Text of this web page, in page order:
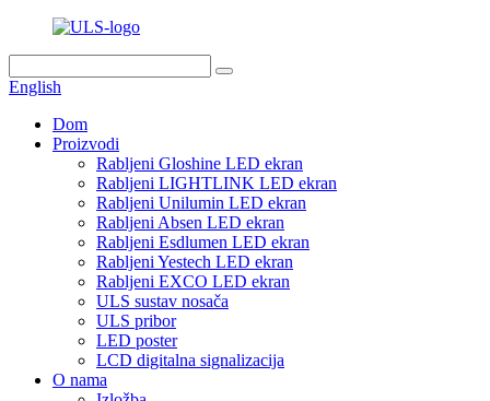
English
Dom
Proizvodi
Rabljeni Gloshine LED ekran
Rabljeni LIGHTLINK LED ekran
Rabljeni Unilumin LED ekran
Rabljeni Absen LED ekran
Rabljeni Esdlumen LED ekran
Rabljeni Yestech LED ekran
Rabljeni EXCO LED ekran
ULS sustav nosača
ULS pribor
LED poster
LCD digitalna signalizacija
O nama